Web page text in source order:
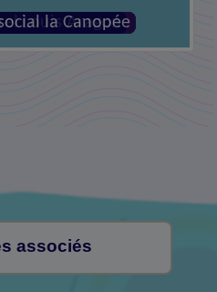
la Canopée
associés